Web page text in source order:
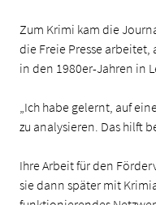
Zum Krimi kam die
die Freie Presse
in den 1980er-Jahren in
„Ich habe gelernt, auf
zu analysieren. Das hilft
Ihre Arbeit für den
sie dann später mit